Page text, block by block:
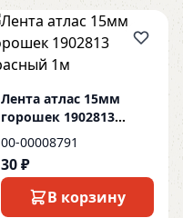
Лента атлас 15мм
горошек 1902813
красный 1м
00-00008791
30 ₽
В корзину